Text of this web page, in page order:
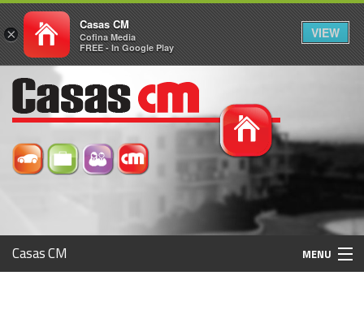
Casas CM MENU
×
Casas CM
Cofina Media
FREE - In Google Play
VIEW